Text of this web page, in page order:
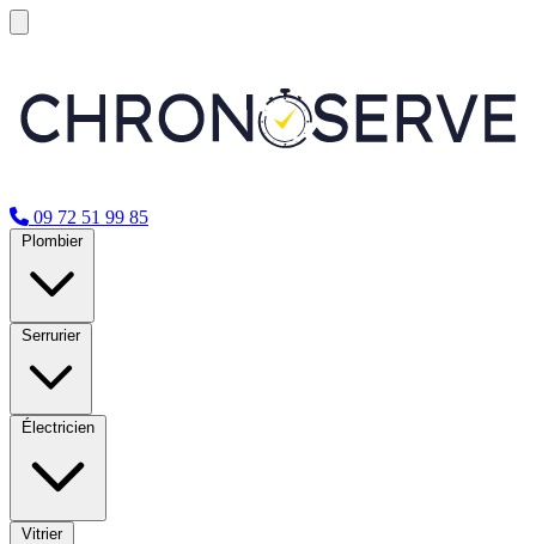
09 72 51 99 85
Plombier
Serrurier
Électricien
Vitrier